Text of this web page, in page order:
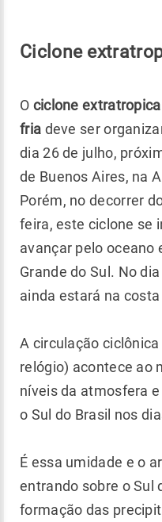
Ciclone
O ciclone
fria deve ser
dia 26 de julho,
de Buenos Aires, na
Porém, no decorrer
feira, este ciclone se
avançar pelo oceano
Grande do Sul. No
ainda estará na
A circulação
relógio) acontece ao
níveis da atmosfera
o Sul do Brasil nos
É essa umidade e o
entrando sobre o Sul
formação das